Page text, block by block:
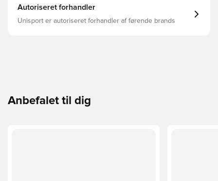
Autoriseret forhandler
Unisport er autoriseret forhandler af førende brands
Anbefalet til dig